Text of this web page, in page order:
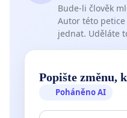
Bude-li člověk
Autor této
jednat. Uděláte
Popište změnu,
Poháněno AI